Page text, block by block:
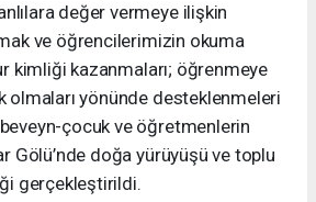
değer vermeye ilişkin
ve öğrencilerimizin okuma
kimliği kazanmaları; öğrenmeye
olmaları yönünde desteklenmeleri
çocuk ve öğretmenlerin
Gölü’nde doğa yürüyüşü ve toplu
gerçekleştirildi.